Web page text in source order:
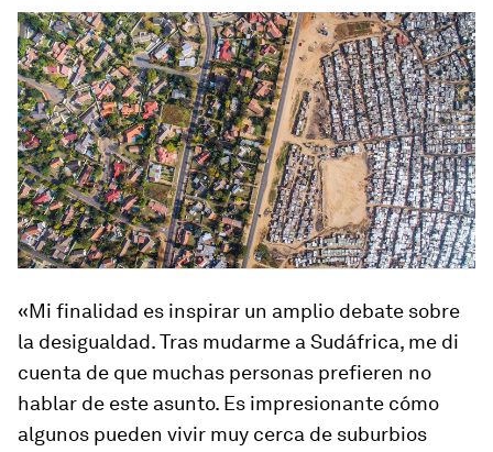
«Mi finalidad es inspirar un amplio debate sobre
la desigualdad. Tras mudarme a Sudáfrica, me di
cuenta de que muchas personas prefieren no
hablar de este asunto. Es impresionante cómo
algunos pueden vivir muy cerca de suburbios